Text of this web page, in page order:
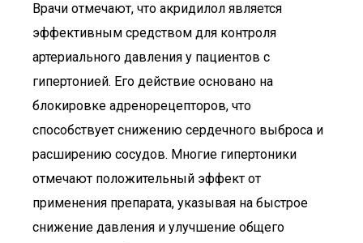
Врачи отмечают, что акридилол является
эффективным средством для контроля
артериального давления у пациентов с
гипертонией. Его действие основано на
блокировке адренорецепторов, что
способствует снижению сердечного выброса и
расширению сосудов. Многие гипертоники
отмечают положительный эффект от
применения препарата, указывая на быстрое
снижение давления и улучшение общего